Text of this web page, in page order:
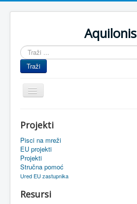
Aquilonis
Traži
...
Traži
Prikaz/Sakrivanje
navigacije
Upravljanje znanjem
Obrazovanje
Upravljanje projektima
Oaza
Projekti
Pisci na mreži
EU projekti
Projekti
Stručna pomoć
Ured EU zastupnika
Resursi